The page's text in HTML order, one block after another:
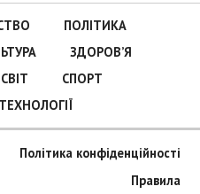
ПОЛІТИКА
ЗДОРОВ’Я
СВІТ
СПОРТ
Політика конфіденційності
Правила